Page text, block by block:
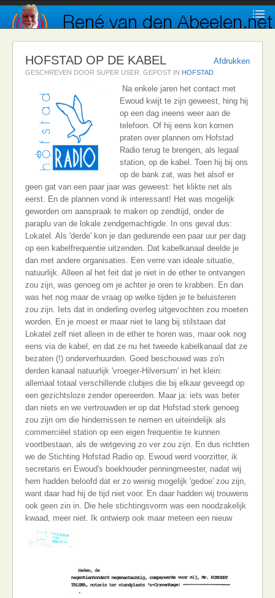
Afdrukken
HOFSTAD OP DE KABEL
GESCHREVEN DOOR SUPER USER. GEPOST IN HOFSTAD
Na enkele jaren het contact met
Ewoud kwijt te zijn geweest, hing hij
op een dag ineens weer aan de
telefoon. Of hij eens kon komen
praten over plannen om Hofstad
Radio terug te brengen, als legaal
station, op de kabel. Toen hij bij ons
op de bank zat, was het alsof er
geen gat van een paar jaar was geweest: het klikte net als
eerst. En de plannen vond ik interessant! Het was mogelijk
geworden om aanspraak te maken op zendtijd, onder de
paraplu van de lokale zendgemachtigde. In ons geval dus:
Lokatel. Als 'derde' kon je dan gedurende een paar uur per dag
op een kabelfrequentie uitzenden. Dat kabelkanaal deelde je
dan met andere organisaties. Een verre van ideale situatie,
natuurlijk. Alleen al het feit dat je niet in de ether te ontvangen
zou zijn, was genoeg om je achter je oren te krabben. En dan
was het nog maar de vraag op welke tijden je te beluisteren
zou zijn. Iets dat in onderling overleg uitgevochten zou moeten
worden. En je moest er maar niet te lang bij stilstaan dat
Lokatel zelf niet alleen in de ether te horen was, maar ook nog
eens via de kabel, en dat ze nu het tweede kabelkanaal dat ze
bezaten (!) onderverhuurden. Goed beschouwd was zo'n
derden kanaal natuurlijk 'vroeger-Hilversum' in het klein:
allemaal totaal verschillende clubjes die bij elkaar geveegd op
een gezichtsloze zender opereerden. Maar ja: iets was beter
dan niets en we vertrouwden er op dat Hofstad sterk genoeg
zou zijn om die hindernissen te nemen en uiteindelijk als
commerciëel station op een eigen frequentie te kunnen
voortbestaan, als de wetgeving zo ver zou zijn. En dus richtten
we de Stichting Hofstad Radio op. Ewoud werd voorzitter, ik
secretaris en Ewoud's boekhouder penningmeester, nadat wij
hem hadden beloofd dat er zo weinig mogelijk 'gedoe' zou zijn,
want daar had hij de tijd niet voor. En daar hadden wij trouwens
ook geen zin in. Die hele stichtingsvorm was een noodzakelijk
kwaad, meer niet.
Ik ontwierp ook maar meteen een nieuw